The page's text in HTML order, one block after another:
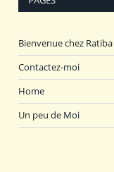
Bienvenue chez Ratiba
Contactez-moi
Home
Un peu de Moi